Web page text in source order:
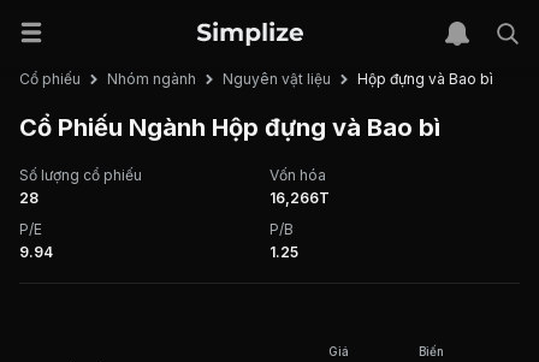
Cổ phiếu Nhóm ngành Nguyên vật liệu Hộp đựng và Bao bì
Cổ Phiếu Ngành Hộp đựng và Bao bì
Số lượng cổ phiếu
28
Vốn hóa
16,266T
P/E
9.94
P/B
1.25
Giá
Biến